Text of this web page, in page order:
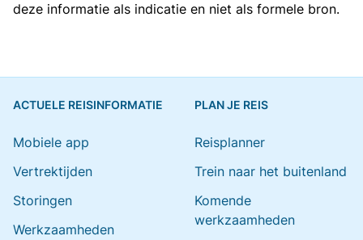
deze informatie als indicatie en niet als formele bron.
ACTUELE REISINFORMATIE
Mobiele app
Vertrektijden
Storingen
Werkzaamheden
PLAN JE REIS
Reisplanner
Trein naar het buitenland
Komende
werkzaamheden